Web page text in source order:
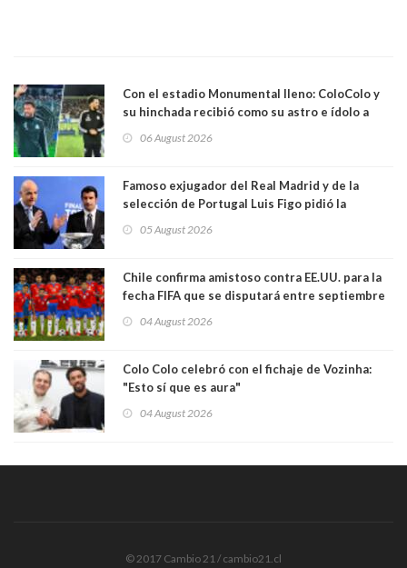
Con el estadio Monumental lleno: ColoColo y
su hinchada recibió como su astro e ídolo a
06 August 2026
Famoso exjugador del Real Madrid y de la
selección de Portugal Luis Figo pidió la
comportamiento más bajo y cobarde que he
05 August 2026
Chile confirma amistoso contra EE.UU. para la
fecha FIFA que se disputará entre septiembre
04 August 2026
Colo Colo celebró con el fichaje de Vozinha:
"Esto sí que es aura"
04 August 2026
© 2017 Cambio 21 / cambio21.cl